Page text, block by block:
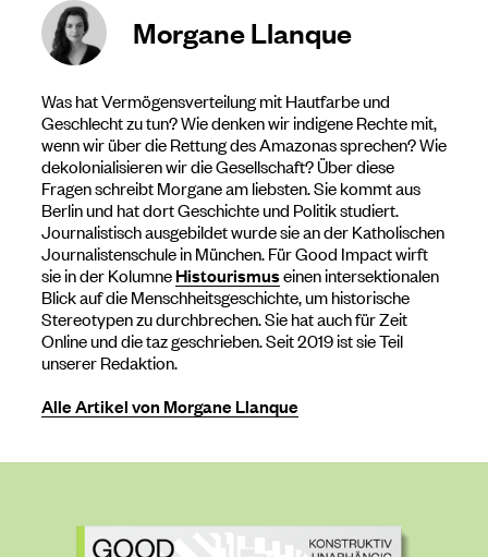
Morgane Llanque
Was hat Vermögensverteilung mit Hautfarbe und
Geschlecht zu tun? Wie denken wir indigene Rechte mit,
wenn wir über die Rettung des Amazonas sprechen? Wie
dekolonialisieren wir die Gesellschaft? Über diese
Fragen schreibt Morgane am liebsten. Sie kommt aus
Berlin und hat dort Geschichte und Politik studiert.
Journalistisch ausgebildet wurde sie an der Katholischen
Journalistenschule in München. Für Good Impact wirft
sie in der KolumneHistourismuseinen intersektionalen
Blick auf die Menschheitsgeschichte, um historische
Stereotypen zu durchbrechen. Sie hat auch für Zeit
Online und die taz geschrieben. Seit 2019 ist sie Teil
unserer Redaktion.
Alle Artikel von Morgane Llanque